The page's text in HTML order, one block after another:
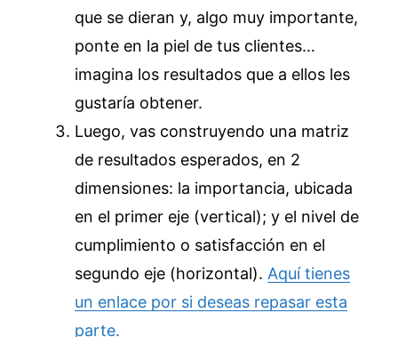
que se dieran y, algo muy importante,
ponte en la piel de tus clientes…
imagina los resultados que a ellos les
gustaría obtener.
Luego, vas construyendo una matriz
de resultados esperados, en 2
dimensiones: la importancia, ubicada
en el primer eje (vertical); y el nivel de
cumplimiento o satisfacción en el
segundo eje (horizontal). Aquí tienes
un enlace por si deseas repasar esta
parte.